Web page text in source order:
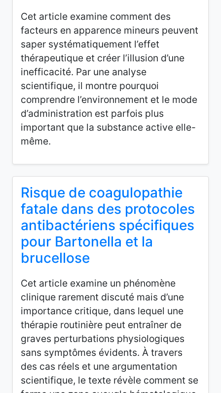
Cet article examine comment des
facteurs en apparence mineurs peuvent
saper systématiquement l’effet
thérapeutique et créer l’illusion d’une
inefficacité. Par une analyse
scientifique, il montre pourquoi
comprendre l’environnement et le mode
d’administration est parfois plus
important que la substance active elle-
même.
Risque de coagulopathie
fatale dans des protocoles
antibactériens spécifiques
pour Bartonella et la
brucellose
Cet article examine un phénomène
clinique rarement discuté mais d’une
importance critique, dans lequel une
thérapie routinière peut entraîner de
graves perturbations physiologiques
sans symptômes évidents. À travers
des cas réels et une argumentation
scientifique, le texte révèle comment se